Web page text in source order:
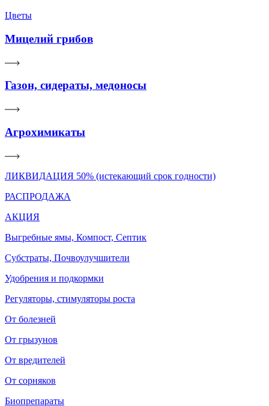
Цветы
Мицелий грибов
Газон, сидераты, медоносы
Агрохимикаты
ЛИКВИДАЦИЯ 50% (истекающий срок годности)
РАСПРОДАЖА
АКЦИЯ
Выгребные ямы, Компост, Септик
Субстраты, Почвоулучшители
Удобрения и подкормки
Регуляторы, стимуляторы роста
От болезней
От грызунов
От вредителей
От сорняков
Биопрепараты